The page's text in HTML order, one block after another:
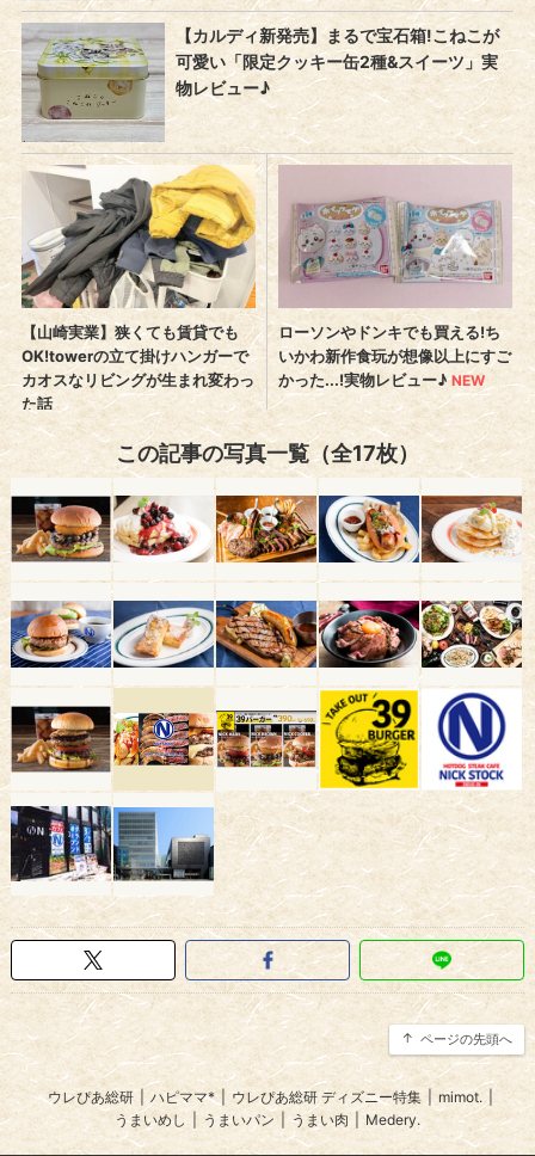
この記事の写真一覧（全17枚）
ページの先頭へ
ウレぴあ総研 ハピママ* | ウレぴあ総研 ディズニー特集 | mimot.
うまいめし
| うまいパン うまい肉 Medery.